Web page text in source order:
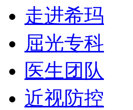
走进希玛
屈光专科
医生团队
近视防控